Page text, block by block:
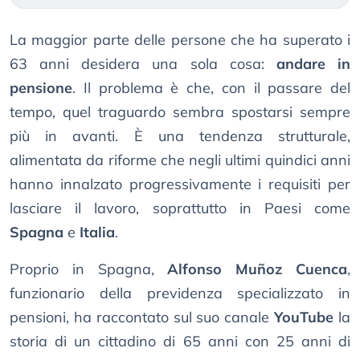
La maggior parte delle persone che ha superato i
63 anni desidera una sola cosa: andare in
pensione. Il problema è che, con il passare del
tempo, quel traguardo sembra spostarsi sempre
più in avanti. È una tendenza strutturale,
alimentata da riforme che negli ultimi quindici anni
hanno innalzato progressivamente i requisiti per
lasciare il lavoro, soprattutto in Paesi come
Spagna e Italia.
Proprio in Spagna,Alfonso Muñoz Cuenca,
funzionario della previdenza specializzato in
pensioni, ha raccontato sul suo canaleYouTube la
storia di un cittadino di 65 anni con 25 anni di